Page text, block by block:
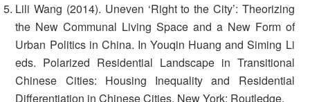
Lili Wang (2014). Uneven ‘Right to the City’: Theorizing
the New Communal Living Space and a New Form of
Urban Politics in China. In Youqin Huang and Siming Li
eds. Polarized Residential Landscape in Transitional
Chinese Cities: Housing Inequality and Residential
Differentiation in Chinese Cities. New York: Routledge.